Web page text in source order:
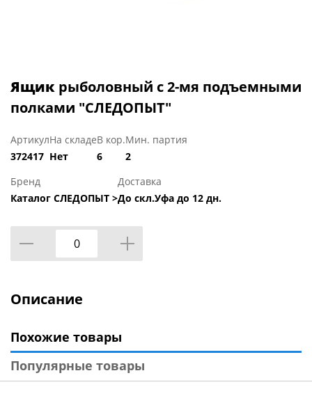
Ящик рыболовный с 2-мя подъемными
полками "СЛЕДОПЫТ"
Артикул
372417
На складе
Нет
В кор.
6
Мин. партия
2
Бренд
Каталог СЛЕДОПЫТ >
Доставка
До скл.Уфа до 12 дн.
Описание
Похожие товары
Популярные товары